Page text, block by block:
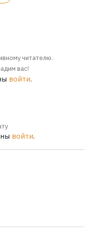
читателю.
вас!
войти.
войти.